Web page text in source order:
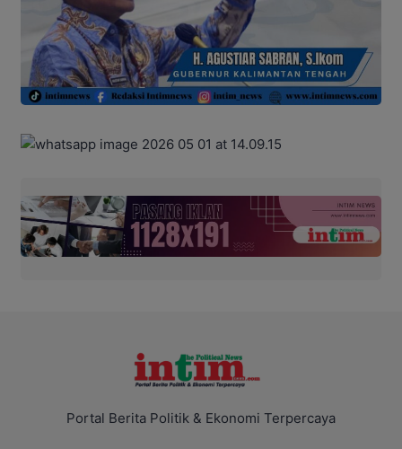
Portal Berita Politik & Ekonomi Terpercaya